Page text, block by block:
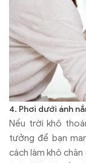
4. Phơi dưới ánh
Nếu trời khô
tưởng để bạn
cách làm khô